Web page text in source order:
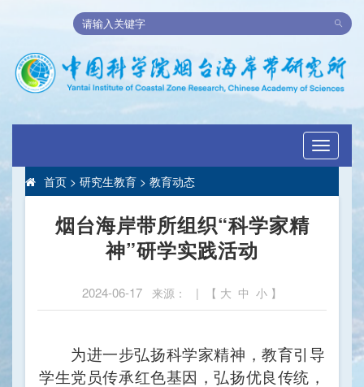
Toggle
首页 > 研究生教育 > 教育动态
烟台海岸带所组织“科学家精
神”研学实践活动
2024-06-17 来源： | 【 大 中 小 】
为进一步弘扬科学家精神 ，教育引导
学生党员传承红色基因，弘扬优良传统，